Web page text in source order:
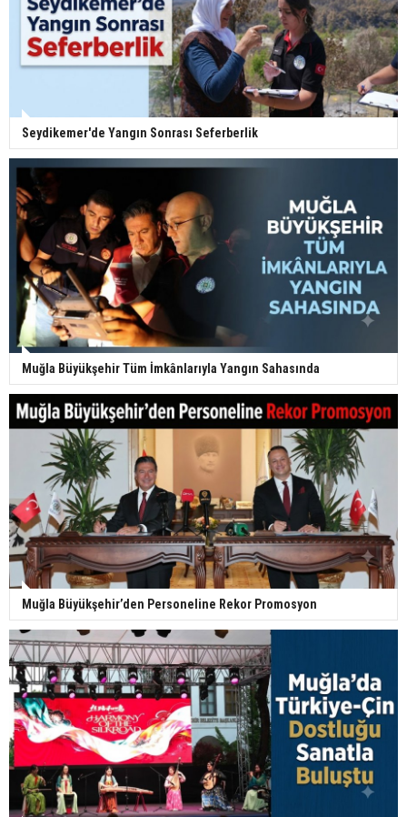
Seydikemer'de Yangın Sonrası Seferberlik
Muğla Büyükşehir Tüm İmkânlarıyla Yangın Sahasında
Muğla Büyükşehir’den Personeline Rekor Promosyon